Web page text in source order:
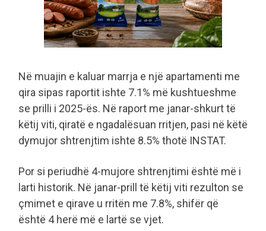
Në muajin e kaluar marrja e një apartamenti me
qira sipas raportit ishte 7.1% më kushtueshme
se prilli i 2025-ës. Në raport me janar-shkurt të
këtij viti, qiratë e ngadalësuan rritjen, pasi në këtë
dymujor shtrenjtim ishte 8.5% thotë INSTAT.
Por si periudhë 4-mujore shtrenjtimi është më i
larti historik. Në janar-prill të këtij viti rezulton se
çmimet e qirave u rritën me 7.8%, shifër që
është 4 herë më e lartë se vjet.